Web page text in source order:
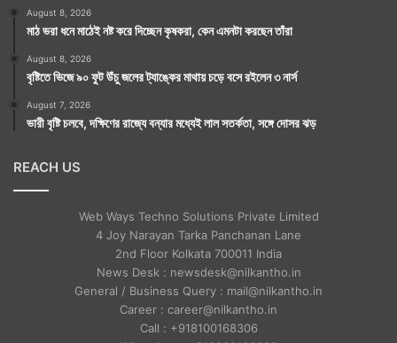
August 8, 2026
মাঠ ভরা ধনে মাঠেই নষ্ট করে দিচ্ছেন কৃষকরা, কেন এমনটা করছেন তাঁরা
August 8, 2026
বৃষ্টিতে ভিজে ৯০ ফুট উঁচু জলের ট্যাঙ্কের মাথায় চড়ে বসে রইলেন ৩ নার্স
August 7, 2026
ভারী বৃষ্টি চলবে, দক্ষিণের রাজ্যে বন্যার মধ্যেই লাল সতর্কতা, সঙ্গে দোসর ঝড়
REACH US
Web Ways Techno Solutions Private Limited
4 Joy Narayan Tarka Panchanan Lane
2nd Floor Kolkata 700011 India
News Desk : newsdesk@nilkantho.in
General / Business Query : mail@nilkantho.in
Career : career@nilkantho.in
Call : +918100168306